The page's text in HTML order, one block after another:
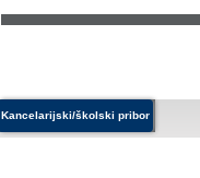
Kancelarijski/školski pribor